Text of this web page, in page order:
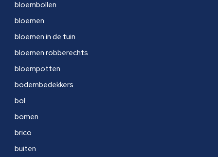
bloembollen
bloemen
bloemen in de tuin
bloemen robberechts
bloempotten
bodembedekkers
bol
bomen
brico
buiten